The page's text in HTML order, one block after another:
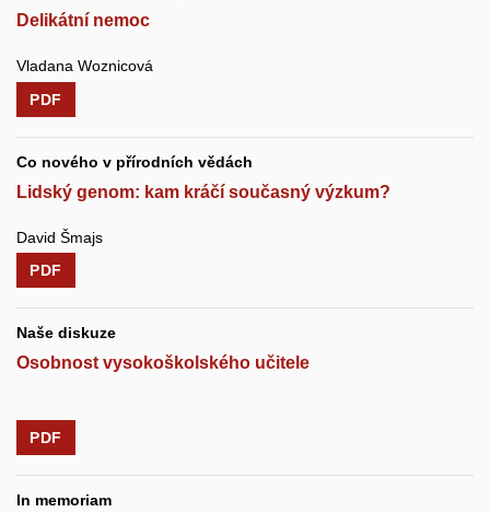
Delikátní nemoc
Vladana Woznicová
PDF
Co nového v přírodních vědách
Lidský genom: kam kráčí současný výzkum?
David Šmajs
PDF
Naše diskuze
Osobnost vysokoškolského učitele
PDF
In memoriam